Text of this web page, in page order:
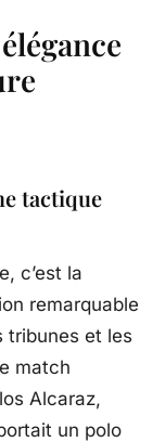
tactique
c’est la
remarquable
tribunes et les
match
Alcaraz,
un polo